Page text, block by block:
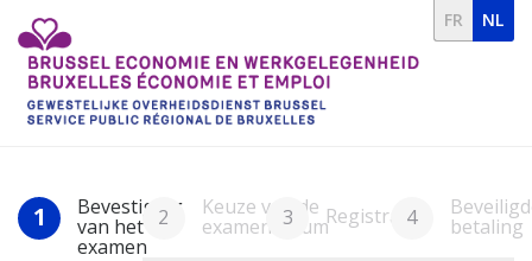
FR NL
1 Bevestiging
van het
examen
2 Keuze van de
examendatum
3 Registratie
4 betaling